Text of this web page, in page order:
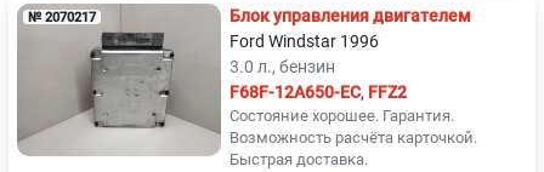
№ 2070217
Блок управления двигателем
Ford Windstar 1996
3.0 л., бензин
F68F-12A650-EC, FFZ2
Состояние хорошее. Гарантия.
Возможность расчёта карточкой.
Быстрая доставка.